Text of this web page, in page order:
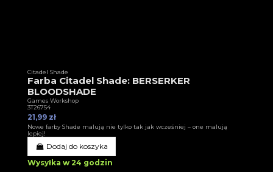
Citadel Shade
Farba Citadel Shade: BERSERKER
BLOODSHADE
Games Workshop
3T26754
21,99 zł
Nowe farby Shade malują nie tylko tak jak wcześniej – one malują
lepiej!
Dodaj do koszyka
Wysyłka w 24 godzin